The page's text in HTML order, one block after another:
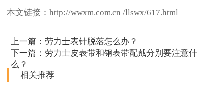
本文链接：http://wwxm.com.cn /llswx/617.html
上一篇：劳力士表针脱落怎么办？
下一篇：劳力士皮表带和钢表带配戴分别要注意什
么？
相关推荐